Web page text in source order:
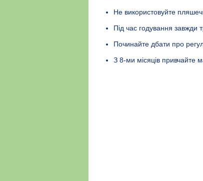
Не використовуйте
Під час годування
Починайте дбати про
З 8-ми місяців привчайте